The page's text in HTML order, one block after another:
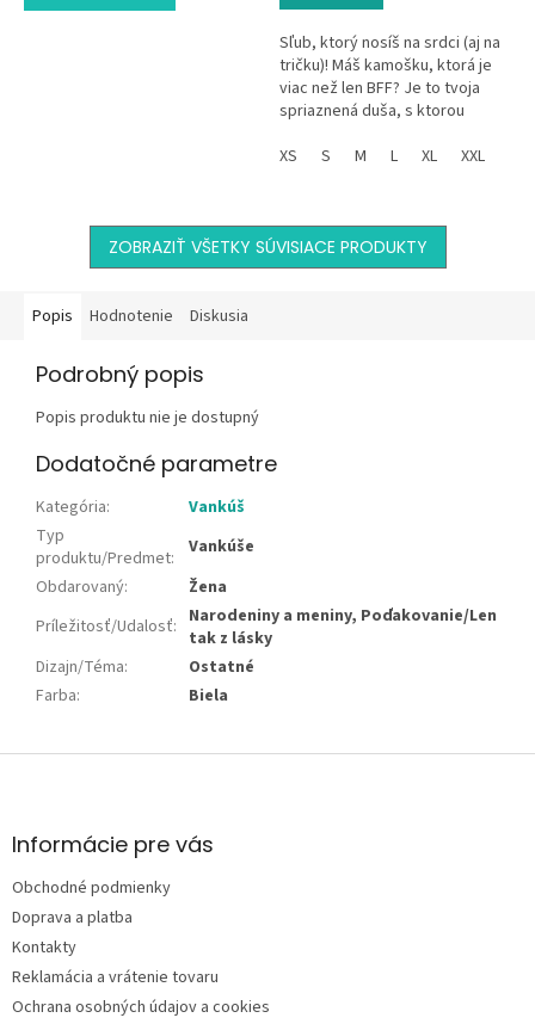
Sľub, ktorý nosíš na srdci (aj na
tričku)! Máš kamošku, ktorá je
viac než len BFF? Je to tvoja
spriaznená duša, s ktorou
prežité trapasy. Tričko...
XS S M L XL XXL
ZOBRAZIŤ VŠETKY SÚVISIACE PRODUKTY
Popis Hodnotenie Diskusia
Podrobný popis
Popis produktu nie je dostupný
Dodatočné parametre
Kategória:
Vankúš
Typ
produktu/Predmet:
Vankúše
Obdarovaný:
Žena
Príležitosť/Udalosť: Narodeniny a meniny, Poďakovanie/Len
tak z lásky
Dizajn/Téma:
Ostatné
Farba: Biela
Z
ä
e
Informácie pre vás
Obchodné podmienky
Doprava a platba
Kontakty
Reklamácia a vrátenie tovaru
Ochrana osobných údajov a cookies